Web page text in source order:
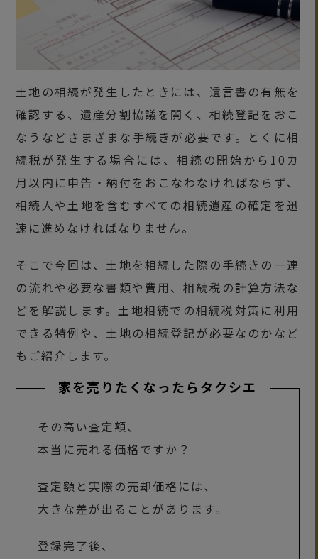
土地の相続が発生したときには、遺言書の有無を
確認する、遺産分割協議を開く、相続登記をおこ
なうなどさまざまな手続きが必要です。とくに相
続税が発生する場合には、相続の開始から10カ
月以内に申告・納付をおこなわなければならず、
相続人や土地を含むすべての相続遺産の確定を迅
速に進めなければなりません。
そこで今回は、土地を相続した際の手続きの一連
の流れや必要な書類や費用、相続税の計算方法な
どを解説します。土地相続での相続税対策に利用
できる特例や、土地の相続登記が必要なのかなど
もご紹介します。
家を売りたくなったらタクシエ
その高い査定額、
本当に売れる価格ですか？
査定額と実際の売却価格には、
大きな差が出ることがあります。
登録完了後、